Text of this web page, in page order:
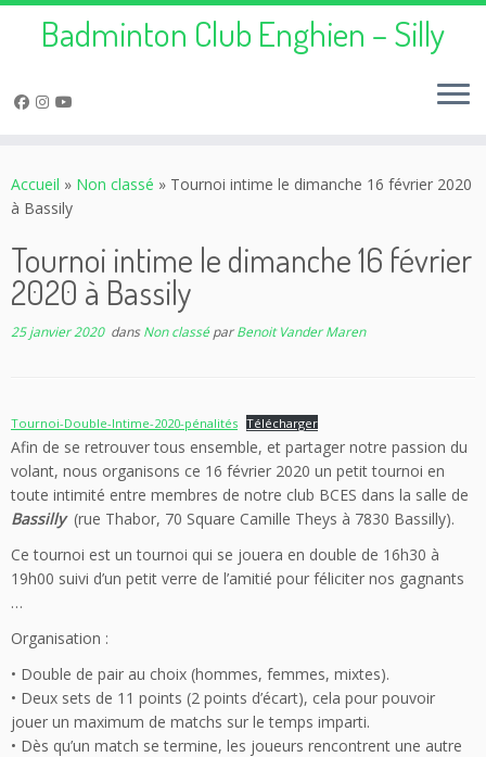
au
contenu
Badminton Club Enghien – Silly
Accueil » Non classé » Tournoi intime le dimanche 16 février 2020
à Bassily
Tournoi intime le dimanche 16 février
2020 à Bassily
25 janvier 2020dansNon classéparBenoit Vander Maren
Tournoi-Double-Intime-2020-pénalités Télécharger
Afin de se retrouver tous ensemble, et partager notre passion du
volant, nous organisons ce 16 février 2020 un petit tournoi en
toute intimité entre membres de notre club BCES dans la salle de
Bassilly (rue Thabor, 70 Square Camille Theys à 7830 Bassilly).
Ce tournoi est un tournoi qui se jouera en double de 16h30 à
19h00 suivi d’un petit verre de l’amitié pour féliciter nos gagnants
…
Organisation :
• Double de pair au choix (hommes, femmes, mixtes).
• Deux sets de 11 points (2 points d’écart), cela pour pouvoir
jouer un maximum de matchs sur le temps imparti.
• Dès qu’un match se termine, les joueurs rencontrent une autre